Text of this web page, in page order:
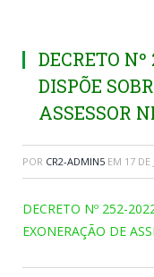
DECRETO
DISPÕE
ASSESSOR
POR CR2-ADMIN5 EM 17 DE
DECRETO Nº 252-
EXONERAÇÃO DE